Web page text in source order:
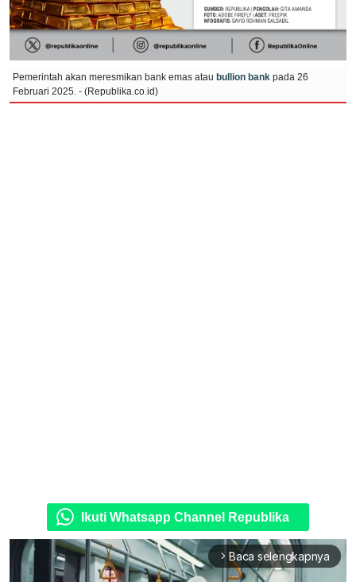
Pemerintah akan meresmikan bank emas atau bullion bank pada 26
Februari 2025. - (Republika.co.id)
Ikuti Whatsapp Channel Republika
arrow_forward_ios Baca selengkapnya